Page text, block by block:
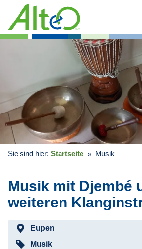
Sie sind hier: Startseite Musik
Musik mit Djembé
weiteren
Eupen
Musik